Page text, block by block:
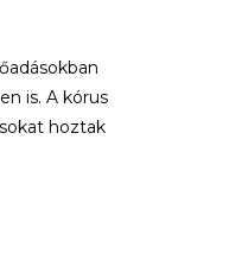
is. A kórus
hoztak